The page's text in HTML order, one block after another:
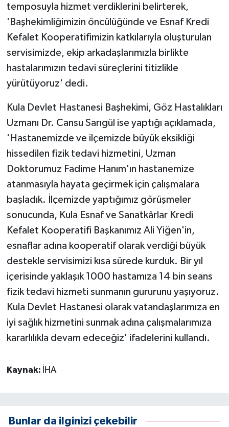
temposuyla hizmet verdiklerini belirterek,
'Başhekimliğimizin öncülüğünde ve Esnaf Kredi
Kefalet Kooperatifimizin katkılarıyla oluşturulan
servisimizde, ekip arkadaşlarımızla birlikte
hastalarımızın tedavi süreçlerini titizlikle
yürütüyoruz' dedi.
Kula Devlet Hastanesi Başhekimi, Göz Hastalıkları
Uzmanı Dr. Cansu Sarıgül ise yaptığı açıklamada,
'Hastanemizde ve ilçemizde büyük eksikliği
hissedilen fizik tedavi hizmetini, Uzman
Doktorumuz Fadime Hanım'ın hastanemize
atanmasıyla hayata geçirmek için çalışmalara
başladık. İlçemizde yaptığımız görüşmeler
sonucunda, Kula Esnaf ve Sanatkârlar Kredi
Kefalet Kooperatifi Başkanımız Ali Yiğen'in,
esnaflar adına kooperatif olarak verdiği büyük
destekle servisimizi kısa sürede kurduk. Bir yıl
içerisinde yaklaşık 1000 hastamıza 14 bin seans
fizik tedavi hizmeti sunmanın gururunu yaşıyoruz.
Kula Devlet Hastanesi olarak vatandaşlarımıza en
iyi sağlık hizmetini sunmak adına çalışmalarımıza
kararlılıkla devam edeceğiz' ifadelerini kullandı.
Kaynak: İHA
Bunlar da ilginizi çekebilir